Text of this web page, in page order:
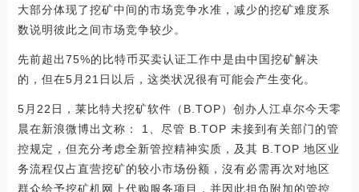
大部分体现了挖矿中间的市场竞争水准，减少的挖矿难度系
数说明彼此之间市场竞争较少。
先前超出75%的比特币买卖认证工作中是由中国挖矿解决
的，但在5月21日以后，这类状况很有可能会产生变化。
5月22日，莱比特犬挖矿软件（B.TOP）创办人江卓尔今天零
晨在新浪微博出文称： 1、尽管 B.TOP 未接到有关部门的管
控规定，但充分考虑全新管控精神实质，及其 B.TOP 地区业
务流程仅占直营挖矿的较小市场份额，沒有必需再次对地区
群众给予挖矿机网上代购服务项目，并因此担负附加的管控